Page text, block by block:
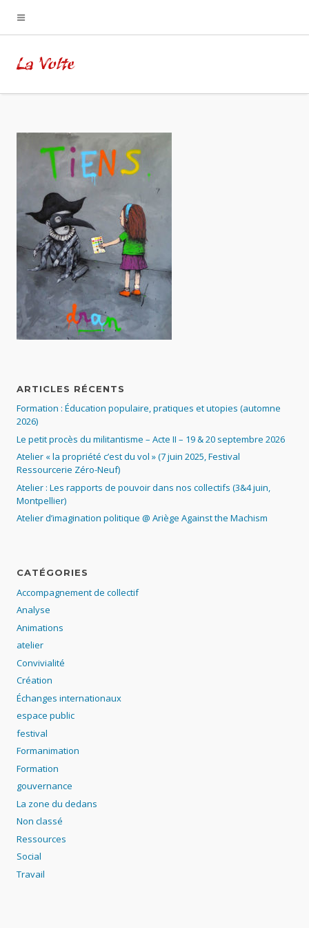
La Volte
ARTICLES RÉCENTS
Formation : Éducation populaire, pratiques et utopies (automne
2026)
Le petit procès du militantisme – Acte II – 19 & 20 septembre 2026
Atelier « la propriété c’est du vol » (7 juin 2025, Festival
Ressourcerie Zéro-Neuf)
Atelier : Les rapports de pouvoir dans nos collectifs (3&4 juin,
Montpellier)
Atelier d’imagination politique @ Ariège Against the Machism
CATÉGORIES
Accompagnement de collectif
Analyse
Animations
atelier
Convivialité
Création
Échanges internationaux
espace public
festival
Formanimation
Formation
gouvernance
La zone du dedans
Non classé
Ressources
Social
Travail